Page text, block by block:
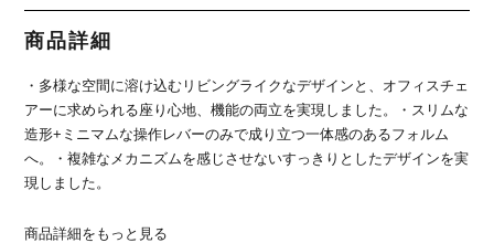
商品詳細
・多様な空間に溶け込むリビングライクなデザインと、オフィスチェ
アーに求められる座り心地、機能の両立を実現しました。
・スリムな
造形+ミニマムな操作レバーのみで成り立つ一体感のあるフォルム
へ。
・複雑なメカニズムを感じさせないすっきりとしたデザインを実
現しました。
商品詳細をもっと見る